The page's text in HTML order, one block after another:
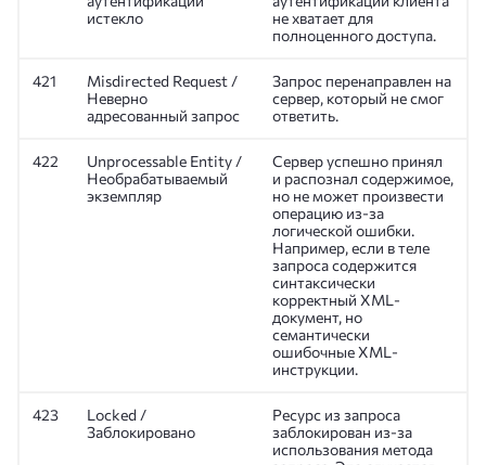
истекло
не хватает для
полноценного доступа.
421
Misdirected Request /
Неверно
адресованный запрос
Запрос перенаправлен на
сервер, который не смог
ответить.
422
Unprocessable Entity /
Необрабатываемый
экземпляр
Сервер успешно принял
и распознал содержимое,
но не может произвести
операцию из-за
логической ошибки.
Например, если в теле
запроса содержится
синтаксически
корректный XML-
документ, но
семантически
ошибочные XML-
инструкции.
423
Locked /
Заблокировано
Ресурс из запроса
заблокирован из-за
использования метода